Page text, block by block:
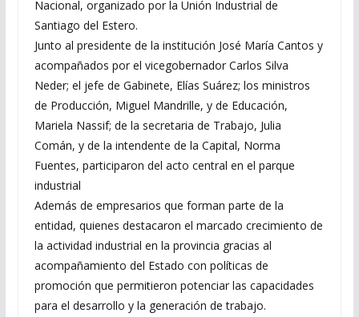
Nacional, organizado por la Unión Industrial de
Santiago del Estero.
Junto al presidente de la institución José María Cantos y
acompañados por el vicegobernador Carlos Silva
Neder; el jefe de Gabinete, Elías Suárez; los ministros
de Producción, Miguel Mandrille, y de Educación,
Mariela Nassif; de la secretaria de Trabajo, Julia
Comán, y de la intendente de la Capital, Norma
Fuentes, participaron del acto central en el parque
industrial
Además de empresarios que forman parte de la
entidad, quienes destacaron el marcado crecimiento de
la actividad industrial en la provincia gracias al
acompañamiento del Estado con políticas de
promoción que permitieron potenciar las capacidades
para el desarrollo y la generación de trabajo.